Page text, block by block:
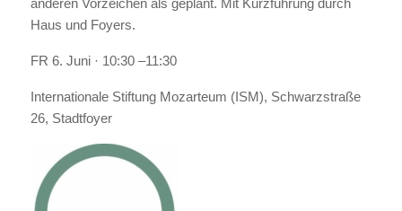
anderen Vorzeichen als geplant. Mit Kurzführung durch
Haus und Foyers.
FR 6. Juni · 10:30 –11:30
Internationale Stiftung Mozarteum (ISM), Schwarzstraße
26, Stadtfoyer